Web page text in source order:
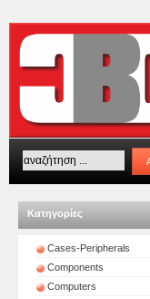
Κατηγορίες
Cases-Peripherals
Components
Computers